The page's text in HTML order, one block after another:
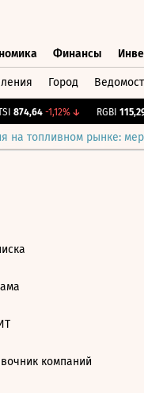
Финансы
Город
874,64 -1,12%↓ RGBI 115,29
на топливном рынке:
компаний